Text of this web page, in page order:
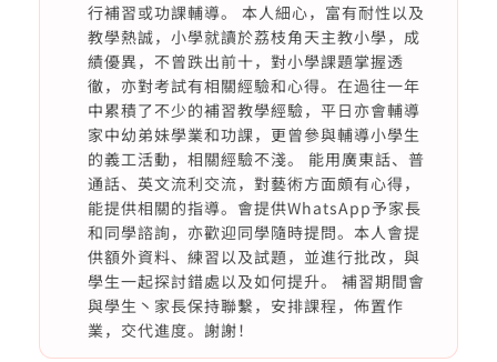
行補習或功課輔導。 本人細心，富有耐性以及
教學熱誠，小學就讀於荔枝角天主教小學，成
績優異，不曾跌出前十，對小學課題掌握透
徹，亦對考試有相關經驗和心得。在過往一年
中累積了不少的補習教學經驗，平日亦會輔導
家中幼弟妹學業和功課，更曾參與輔導小學生
的義工活動，相關經驗不淺。 能用廣東話、普
通話、英文流利交流，對藝術方面頗有心得，
能提供相關的指導。會提供WhatsApp予家長
和同學諮詢，亦歡迎同學隨時提問。本人會提
供額外資料、練習以及試題，並進行批改，與
學生一起探討錯處以及如何提升。 補習期間會
與學生丶家長保持聯繫，安排課程，佈置作
業，交代進度。謝謝！